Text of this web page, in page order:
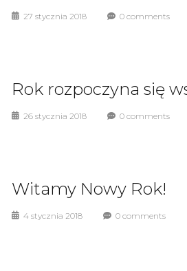
27 stycznia 2018 0 comments
Rok rozpoczyna się
26 stycznia 2018 0 comments
Witamy Nowy Rok!
4 stycznia 2018 0 comments